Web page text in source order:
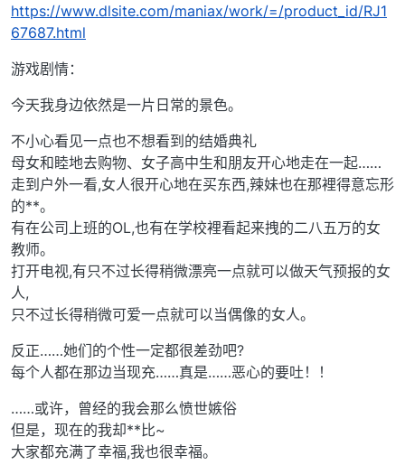
https://www.dlsite.com/maniax/work/=/product_id/RJ1
67687.html
游戏剧情：
今天我身边依然是一片日常的景色。
不小心看见一点也不想看到的结婚典礼
母女和睦地去购物、女子高中生和朋友开心地走在一起……
走到户外一看,女人很开心地在买东西,辣妹也在那裡得意忘形
的**。
有在公司上班的OL,也有在学校裡看起来拽的二八五万的女
教师。
打开电视,有只不过长得稍微漂亮一点就可以做天气预报的女
人,
只不过长得稍微可爱一点就可以当偶像的女人。
反正……她们的个性一定都很差劲吧?
每个人都在那边当现充……真是……恶心的要吐！！
……或许，曾经的我会那么愤世嫉俗
但是，现在的我却**比~
大家都充满了幸福,我也很幸福。